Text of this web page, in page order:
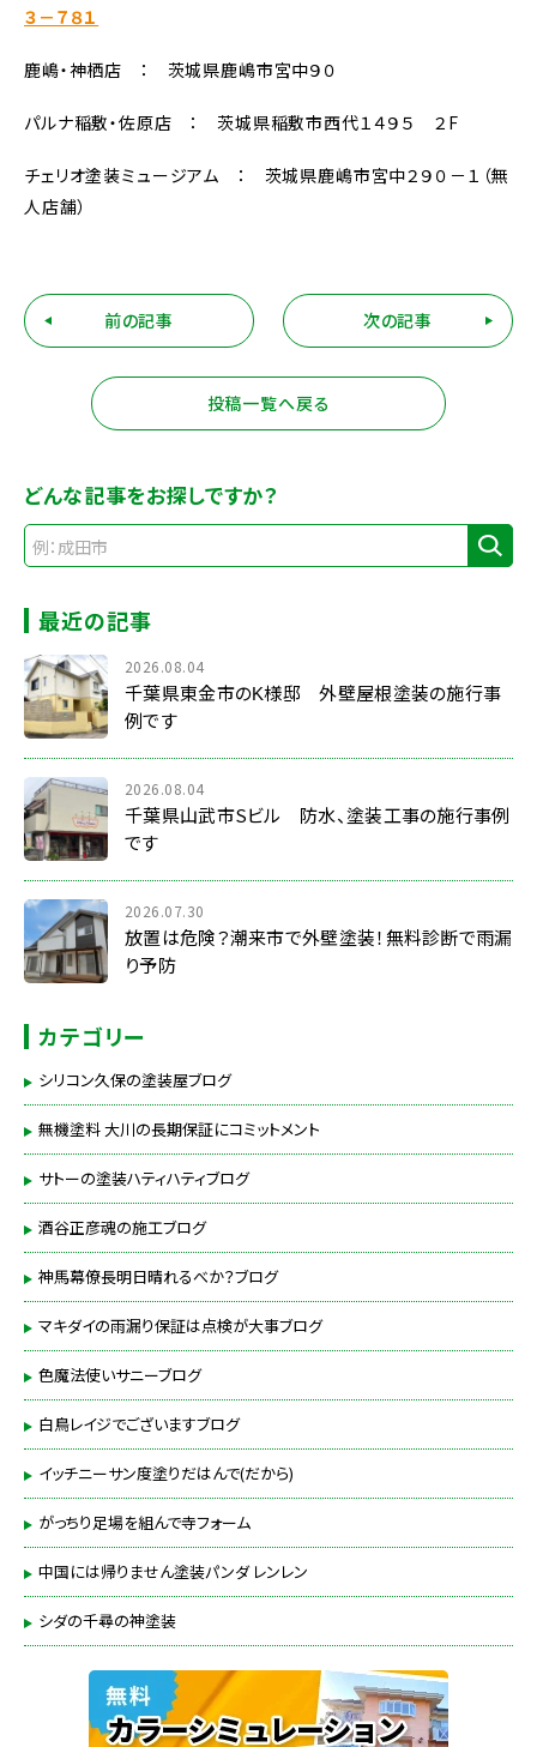
３－７８１
鹿嶋・神栖店 ： 茨城県鹿嶋市宮中９０
パルナ稲敷・佐原店 ： 茨城県稲敷市西代１４９５ ２F
チェリオ塗装ミュージアム ： 茨城県鹿嶋市宮中２９０－１（無
人店舗）
前の記事
投稿一覧へ戻る
次の記事
どんな記事をお探しですか？
最近の記事
2026.08.04
千葉県東金市のK様邸 外壁屋根塗装の施行事
例です
2026.08.04
千葉県山武市Sビル 防水、塗装工事の施行事例
です
2026.07.30
放置は危険？潮来市で外壁塗装！無料診断で雨漏
り予防
カテゴリー
シリコン久保の塗装屋ブログ
無機塗料 大川の長期保証にコミットメント
サトーの塗装ハティハティブログ
酒谷正彦魂の施工ブログ
神馬幕僚長明日晴れるべか？ブログ
マキダイの雨漏り保証は点検が大事ブログ
色魔法使いサニーブログ
白鳥レイジでございますブログ
イッチニーサン度塗りだはんで(だから)
がっちり足場を組んで寺フォーム
中国には帰りません塗装パンダ レンレン
シダの千尋の神塗装